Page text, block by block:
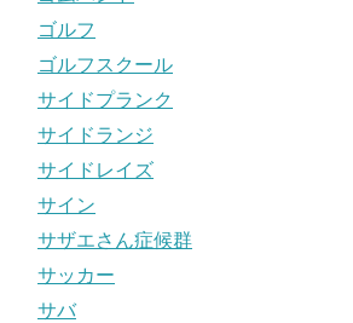
ゴルフ
ゴルフスクール
サイドプランク
サイドランジ
サイドレイズ
サイン
サザエさん症候群
サッカー
サバ